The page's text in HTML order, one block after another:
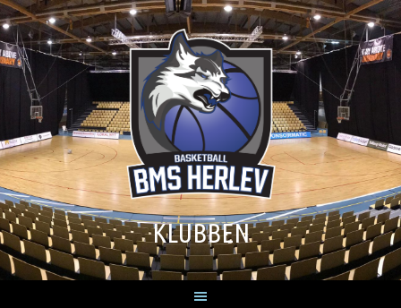
Skip
to
content
KLUBBEN